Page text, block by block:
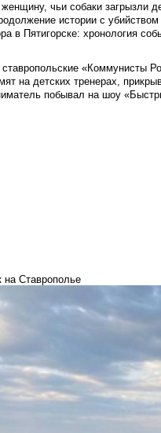
чьи собаки загрызли
истории с убийством
в Пятигорске: хронология
«Коммунисты
на детских тренерах,
побывал на шоу
на Ставрополье